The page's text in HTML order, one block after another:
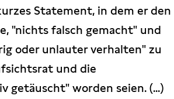
Statement, in dem er den
"nichts falsch gemacht" und
oder unlauter verhalten" zu
und die
getäuscht" worden seien. (...)